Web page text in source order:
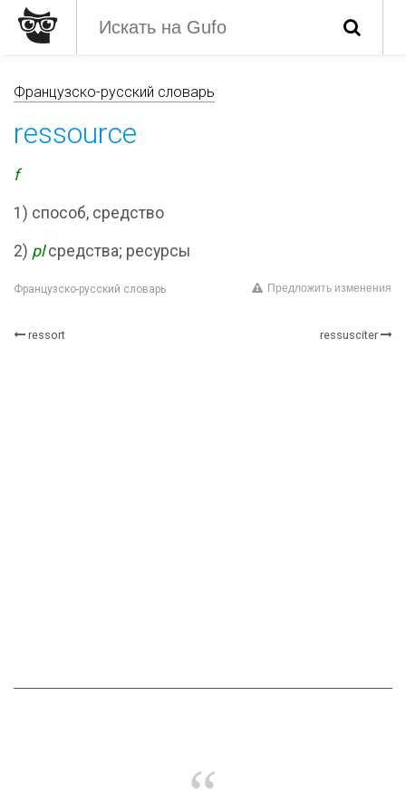
Французско-русский словарь
ressource
f
1) способ, средство
2) plсредства; ресурсы
Французско-русский словарь Предложить изменения
ressort ressusciter